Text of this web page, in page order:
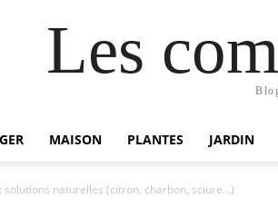
Les
MAISON PLANTES JARDIN
solutions naturelles (citron, charbon, sciure…)